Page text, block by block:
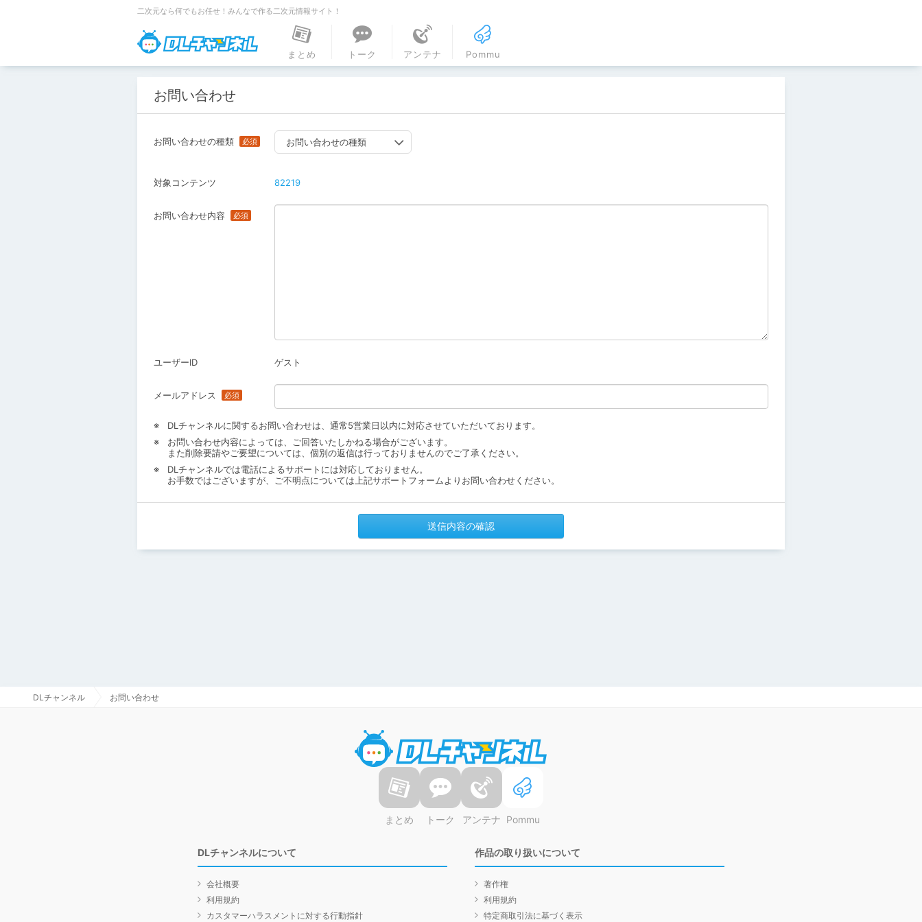
二次元なら何でもお任せ！みんなで作る二次元情報サイト！
DLチャンネル
まとめ
トーク アンテナ Pommu
お問い合わせ
お問い合わせの種類 お問い合わせの種類
対象コンテンツ 82219
お問い合わせ内容
ユーザーID ゲスト
メールアドレス
DLチャンネルに関するお問い合わせは、通常5営業日以内に対応させていただいております。
お問い合わせ内容によっては、ご回答いたしかねる場合がございます。
また削除要請やご要望については、個別の返信は行っておりませんのでご了承ください。
DLチャンネルでは電話によるサポートには対応しておりません。
お手数ではございますが、ご不明点については上記サポートフォームよりお問い合わせください。
送信内容の確認
DLチャンネル お問い合わせ
まとめ トーク アンテナ Pommu
DLチャンネルについて
会社概要
利用規約
カスタマーハラスメントに対する行動指針
作品の取り扱いについて
著作権
利用規約
特定商取引法に基づく表示